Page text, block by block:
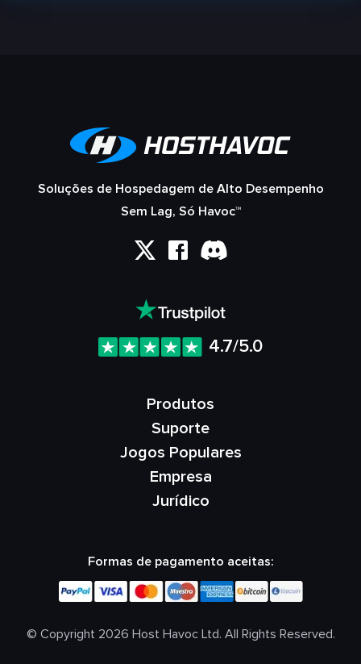
Soluções de Hospedagem de Alto Desempenho
Sem Lag, Só Havoc™
4.7/5.0
Produtos
Suporte
Jogos Populares
Empresa
Jurídico
Formas de pagamento aceitas:
© Copyright 2026 Host Havoc Ltd. All Rights Reserved.